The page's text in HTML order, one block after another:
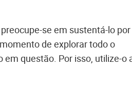
se em sustentá-lo por
de explorar todo o
questão. Por isso, utilize-o